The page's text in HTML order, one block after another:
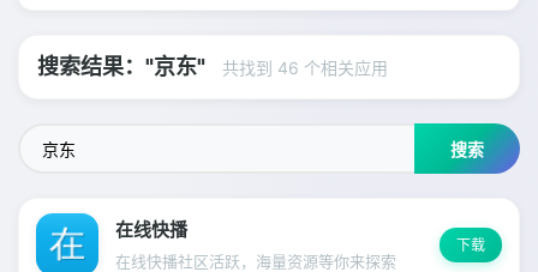
搜索结果："京东" 共找到 46 个相关应用
搜索
在线快播
在线快播社区活跃，海量资源等你来探索
下载